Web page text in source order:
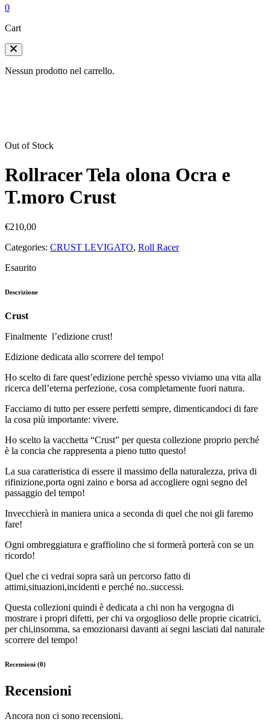
0
Cart
Nessun prodotto nel carrello.
Out of Stock
Rollracer Tela olona Ocra e
T.moro Crust
€210,00
Categories: CRUST LEVIGATO, Roll Racer
Esaurito
Descrizione
Crust
Finalmente l’edizione crust!
Edizione dedicata allo scorrere del tempo!
Ho scelto di fare quest’edizione perchè spesso viviamo una vita alla
ricerca dell’eterna perfezione, cosa completamente fuori natura.
Facciamo di tutto per essere perfetti sempre, dimenticandoci di fare
la cosa più importante: vivere.
Ho scelto la vacchetta “Crust” per questa collezione proprio perché
è la concia che rappresenta a pieno tutto questo!
La sua caratteristica di essere il massimo della naturalezza, priva di
rifinizione,porta ogni zaino e borsa ad accogliere ogni segno del
passaggio del tempo!
Invecchierà in maniera unica a seconda di quel che noi gli faremo
fare!
Ogni ombreggiatura e graffiolino che si formerà porterà con se un
ricordo!
Quel che ci vedrai sopra sarà un percorso fatto di
attimi,situazioni,incidenti e perché no..successi.
Questa collezioni quindi è dedicata a chi non ha vergogna di
mostrare i propri difetti, per chi va orgoglioso delle proprie cicatrici,
per chi,insomma, sa emozionarsi davanti ai segni lasciati dal naturale
scorrere del tempo!
Recensioni (0)
Recensioni
Ancora non ci sono recensioni.